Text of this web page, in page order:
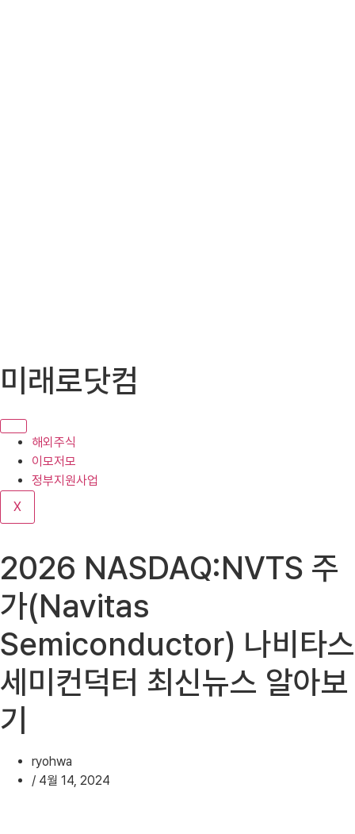
텐
로
기
미래로닷컴
해외주식
이모저모
정부지원사업
X
2026 NASDAQ:NVTS 주
가(Navitas
Semiconductor) 나비타스
세미컨덕터 최신뉴스 알아보
기
ryohwa
/ 4월 14, 2024